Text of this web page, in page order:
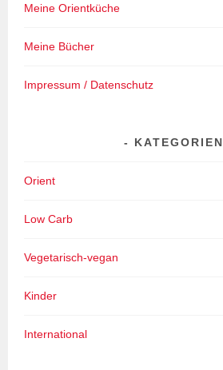
Meine Orientküche
Meine Bücher
Impressum / Datenschutz
KATEGORIEN
Orient
Low Carb
Vegetarisch-vegan
Kinder
International